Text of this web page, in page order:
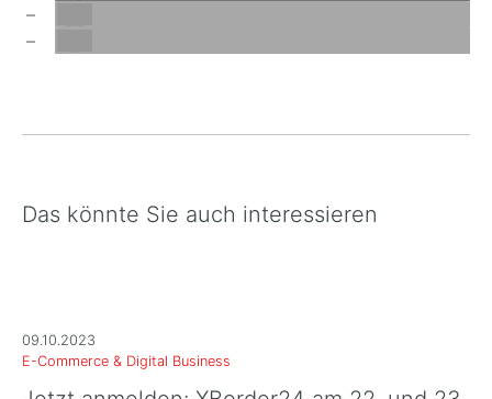
Das könnte Sie auch interessieren
09.10.2023
E-Commerce & Digital Business